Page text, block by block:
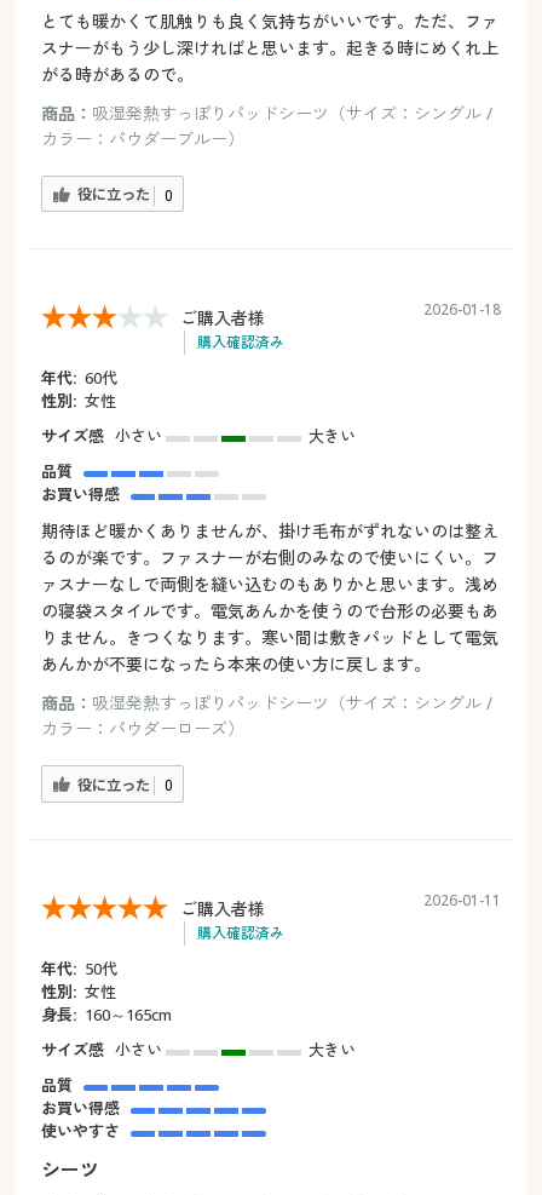
とても暖かくて肌触りも良く気持ちがいいです。ただ、ファ
スナーがもう少し深ければと思います。起きる時にめくれ上
がる時があるので。
商品： 吸湿発熱すっぽりパッドシーツ（サイズ：シングル /
カラー：パウダーブルー）
役に立った 0
ご購入者様
購入確認済み
2026-01-18
年代: 60代
性別: 女性
サイズ感 小さい
大きい
品質
お買い得感
期待ほど暖かくありませんが、掛け毛布がずれないのは整え
るのが楽です。ファスナーが右側のみなので使いにくい。フ
ァスナーなしで両側を縫い込むのもありかと思います。浅め
の寝袋スタイルです。電気あんかを使うので台形の必要もあ
りません。きつくなります。寒い間は敷きパッドとして電気
あんかが不要になったら本来の使い方に戻します。
商品： 吸湿発熱すっぽりパッドシーツ（サイズ：シングル /
カラー：パウダーローズ）
役に立った 0
ご購入者様
購入確認済み
2026-01-11
年代: 50代
性別: 女性
身長: 160～165cm
サイズ感 小さい
大きい
品質
お買い得感
使いやすさ
シーツ